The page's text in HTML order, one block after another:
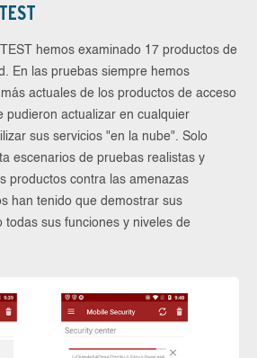
hemos examinado 17 productos de
En las pruebas siempre hemos
actuales de los productos de acceso
pudieron actualizar en cualquier
sus servicios "en la nube". Solo
escenarios de pruebas realistas y
productos contra las amenazas
han tenido que demostrar sus
todas sus funciones y niveles de